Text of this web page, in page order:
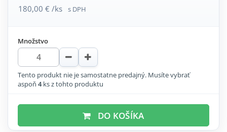
180,00 € /ks s DPH
Množstvo
Tento produkt nie je samostatne predajný. Musíte vybrať
aspoň 4ks z tohto produktu
DO KOŠÍKA